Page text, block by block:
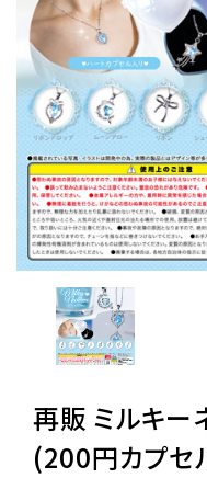
レンタル
景品・玩具・文具
販促用カプセルトイ
よくあ
06-
再販 ミルキー
(200円カプセ